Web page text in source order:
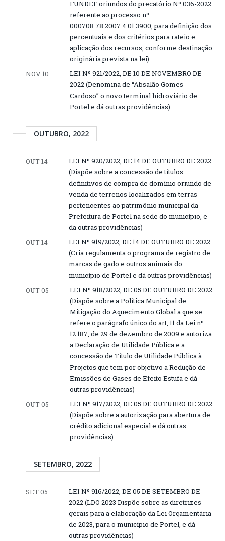
FUNDEF oriundos do precatório Nº 036-2022
referente ao processo nº
000708.78.2007.4.01.3900, para definição dos
percentuais e dos critérios para rateio e
aplicação dos recursos, conforme destinação
originária prevista na lei)
NOV 10
LEI Nº 921/2022, DE 10 DE NOVEMBRO DE
2022 (Denomina de “Absalão Gomes
Cardoso” o novo terminal hidroviário de
Portel e dá outras providências)
OUTUBRO, 2022
OUT 14
LEI Nº 920/2022, DE 14 DE OUTUBRO DE 2022
(Dispõe sobre a concessão de títulos
definitivos de compra de domínio oriundo de
venda de terrenos localizados em terras
pertencentes ao patrimônio municipal da
Prefeitura de Portel na sede do município, e
da outras providências)
OUT 14
LEI Nº 919/2022, DE 14 DE OUTUBRO DE 2022
(Cria regulamenta o programa de registro de
marcas de gado e outros animais do
município de Portel e dá outras providências)
OUT 05
LEI Nº 918/2022, DE 05 DE OUTUBRO DE 2022
(Dispõe sobre a Política Municipal de
Mitigação do Aquecimento Global a que se
refere o parágrafo único do art, 11 da Lei nº
12.187, de 29 de dezembro de 2009 e autoriza
a Declaração de Utilidade Pública e a
concessão de Título de Utilidade Pública à
Projetos que tem por objetivo a Redução de
Emissões de Gases de Efeito Estufa e dá
outras providências)
OUT 05
LEI Nº 917/2022, DE 05 DE OUTUBRO DE 2022
(Dispõe sobre a autorização para abertura de
crédito adicional especial e dá outras
providências)
SETEMBRO, 2022
SET 05
LEI Nº 916/2022, DE 05 DE SETEMBRO DE
2022 (LDO 2023 Dispõe sobre as diretrizes
gerais para a elaboração da Lei Orçamentária
de 2023, para o município de Portel, e dá
outras providências)